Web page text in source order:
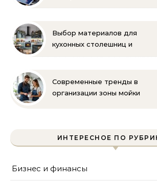
Выбор материалов для
кухонных столешниц и
Современные тренды в
организации зоны мойки
ИНТЕРЕСНОЕ ПО
Бизнес и финансы